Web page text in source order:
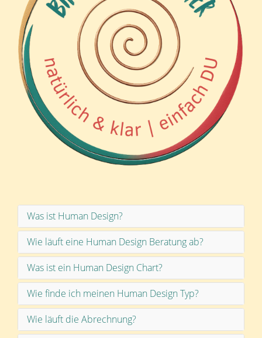
Was ist Human Design?
Wie läuft eine Human Design Beratung ab?
Was ist ein Human Design Chart?
Wie finde ich meinen Human Design Typ?
Wie läuft die Abrechnung?